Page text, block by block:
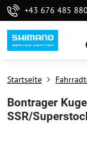
+43 676 485
Startseite
Bontrager
SSR/